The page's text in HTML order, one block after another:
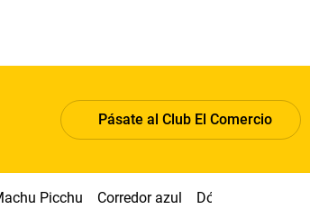
Pásate al Club El Comercio
Picchu Corredor azul Dólar